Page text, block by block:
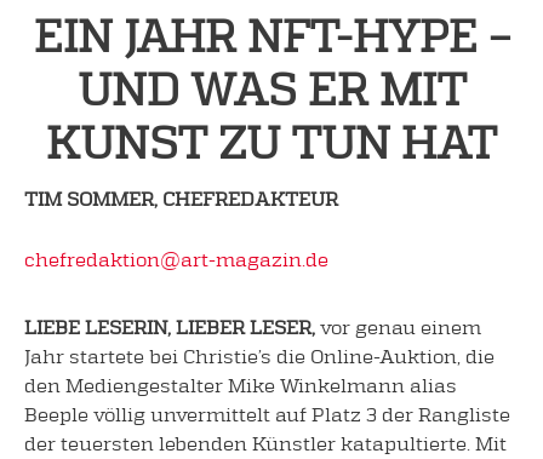
EIN JAHR NFT-HYPE –
UND WAS ER MIT
KUNST ZU TUN HAT
TIM SOMMER, CHEFREDAKTEUR
chefredaktion@art-magazin.de
LIEBE LESERIN, LIEBER LESER, vor genau einem
Jahr startete bei Christie’s die Online-Auktion, die
den Mediengestalter Mike Winkelmann alias
Beeple völlig unvermittelt auf Platz 3 der Rangliste
der teuersten lebenden Künstler katapultierte. Mit